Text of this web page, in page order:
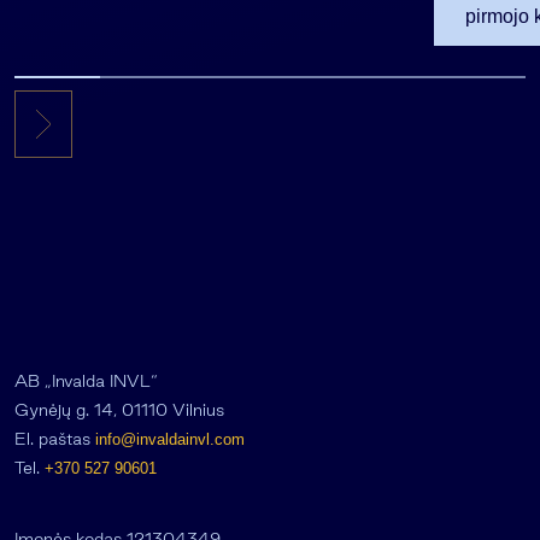
pirmojo
256,3
AB „Invalda INVL“
Gynėjų g. 14, 01110 Vilnius
El. paštas info@invaldainvl.com
Tel. +370 527 90601